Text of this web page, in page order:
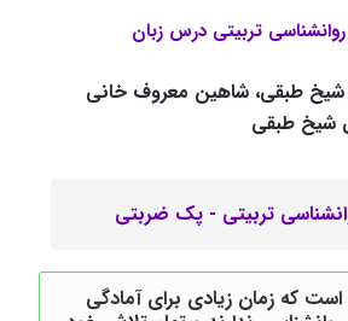
روانشناسی تربیتی درس زبان
شیخ طبقی، شاهین معروف خانی
شیخ طبقی
تربیتی - پک ضربتی
که زمان زیادی برای آمادگی